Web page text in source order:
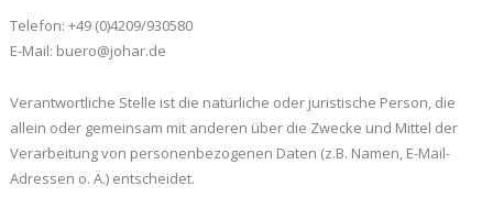
Telefon: +49 (0)4209/930580
E-Mail: buero@johar.de
Verantwortliche Stelle ist die natürliche oder juristische Person, die
allein oder gemeinsam mit anderen über die Zwecke und Mittel der
Verarbeitung von personenbezogenen Daten (z.B. Namen, E-Mail-
Adressen o. Ä.) entscheidet.